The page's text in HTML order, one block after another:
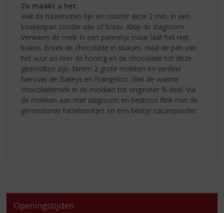
Zo maakt u het:
Hak de hazelnoten fijn en rooster deze 2 min. in een
koekenpan zonder olie of boter. Klop de slagroom.
Verwarm de melk in een pannetje maar laat het niet
koken. Breek de chocolade in stukjes. Haal de pan van
het vuur en roer de honing en de chocolade tot deze
gesmolten zijn. Neem 2 grote mokken en verdeel
hierover de Baileys en Frangelico. Giet de warme
chocolademelk in de mokken tot ongeveer ¾ deel. Vul
de mokken aan met slagroom en bestrooi flink met de
geroosterde hazelnootjes en een beetje cacaopoeder.
Openingstijden